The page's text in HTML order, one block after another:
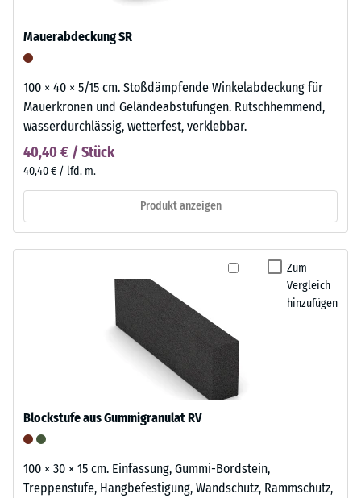
Mauerabdeckung SR
100 × 40 × 5/15 cm. Stoßdämpfende Winkelabdeckung für
Mauerkronen und Geländeabstufungen. Rutschhemmend,
wasserdurchlässig, wetterfest, verklebbar.
40,40 € / Stück
40,40 € / lfd. m.
Produkt anzeigen
Zum
Vergleich
hinzufügen
Blockstufe aus Gummigranulat RV
100 × 30 × 15 cm. Einfassung, Gummi-Bordstein,
Treppenstufe, Hangbefestigung, Wandschutz, Rammschutz,